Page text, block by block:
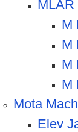
MLAR
M
M
M
M
Mota
Elev